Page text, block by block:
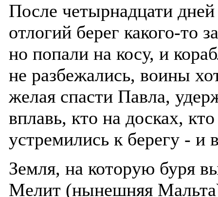
После четырнадцати
отлогий берег какого-то
но попали на косу, и
не разбежались, воины
желая спасти Павла,
вплавь, кто на досках,
устремились к берегу - и
Земля, на которую буря
Мелит (нынешняя